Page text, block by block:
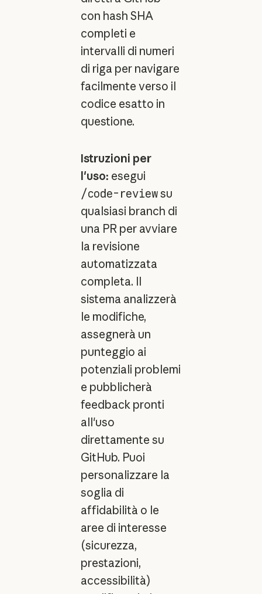
con hash SHA
completi e
intervalli di numeri
di riga per navigare
facilmente verso il
codice esatto in
questione.
Istruzioni per
l'uso: esegui
/code-reviewsu
qualsiasi branch di
una PR per avviare
la revisione
automatizzata
completa. Il
sistema analizzerà
le modifiche,
assegnerà un
punteggio ai
potenziali problemi
e pubblicherà
feedback pronti
all'uso
direttamente su
GitHub. Puoi
personalizzare la
soglia di
affidabilità o le
aree di interesse
(sicurezza,
prestazioni,
accessibilità)